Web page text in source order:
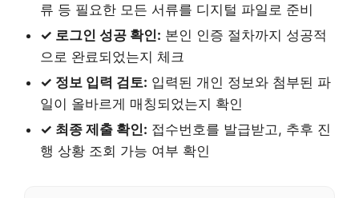
류 등 필요한 모든 서류를 디지털 파일로 준비
✓ 로그인 성공 확인: 본인 인증 절차까지 성공적
으로 완료되었는지 체크
✓ 정보 입력 검토: 입력된 개인 정보와 첨부된 파
일이 올바르게 매칭되었는지 확인
✓ 최종 제출 확인: 접수번호를 발급받고, 추후 진
행 상황 조회 가능 여부 확인